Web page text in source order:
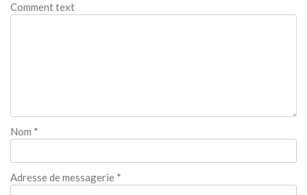
Comment text
Nom *
Adresse de messagerie *